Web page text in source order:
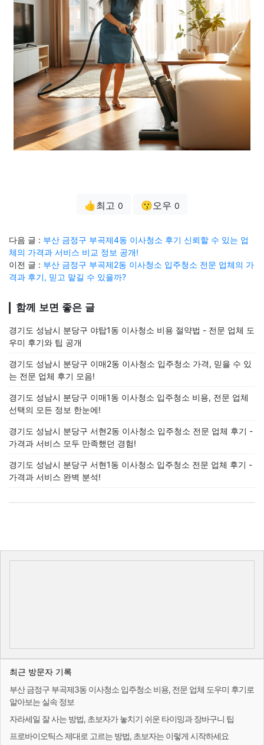
👍최고 0 😗오우 0
다음 글 : 부산 금정구 부곡제4동 이사청소 후기 신뢰할 수 있는 업
체의 가격과 서비스 비교 정보 공개!
이전 글 : 부산 금정구 부곡제2동 이사청소 입주청소 전문 업체의 가
격과 후기, 믿고 맡길 수 있을까?
함께 보면 좋은 글
경기도 성남시 분당구 야탑1동 이사청소 비용 절약법 - 전문 업체 도
우미 후기와 팁 공개
경기도 성남시 분당구 이매2동 이사청소 입주청소 가격, 믿을 수 있
는 전문 업체 후기 모음!
경기도 성남시 분당구 이매1동 이사청소 입주청소 비용, 전문 업체
선택의 모든 정보 한눈에!
경기도 성남시 분당구 서현2동 이사청소 입주청소 전문 업체 후기 -
가격과 서비스 모두 만족했던 경험!
경기도 성남시 분당구 서현1동 이사청소 입주청소 전문 업체 후기 -
가격과 서비스 완벽 분석!
최근 방문자 기록
부산 금정구 부곡제3동 이사청소 입주청소 비용, 전문 업체 도우미 후기로
알아보는 실속 정보
자라세일 잘 사는 방법, 초보자가 놓치기 쉬운 타이밍과 장바구니 팁
프로바이오틱스 제대로 고르는 방법, 초보자는 이렇게 시작하세요